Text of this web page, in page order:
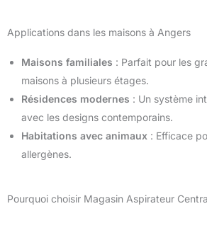
Applications dans les maisons à Angers
Maisons familiales : Parfait pour les
maisons à plusieurs étages.
Résidences modernes : Un système
avec les designs contemporains.
Habitations avec animaux : Efficace
allergènes.
Pourquoi choisir Magasin Aspirateur